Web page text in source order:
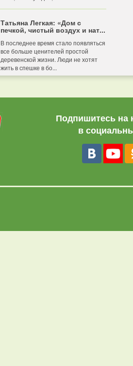
Татьяна Легкая: «Дом с
печкой, чистый воздух и нат...
В последнее время стало появляться
все больше ценителей простой
деревенской жизни. Люди не хотят
жить в спешке в бо...
Подпишитесь на
в